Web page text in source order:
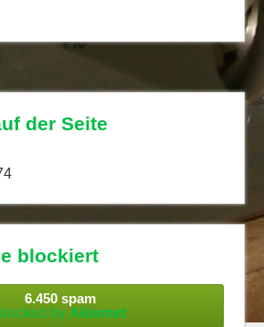
der Seite
blockiert
6.450 spam
by Akismet